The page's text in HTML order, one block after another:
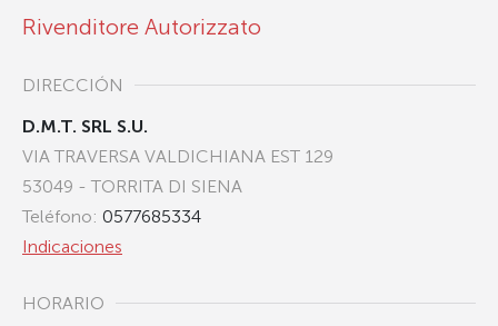
Rivenditore Autorizzato
DIRECCIÓN
D.M.T. SRL S.U.
VIA TRAVERSA VALDICHIANA EST 129
53049 - TORRITA DI SIENA
Teléfono: 0577685334
Indicaciones
HORARIO